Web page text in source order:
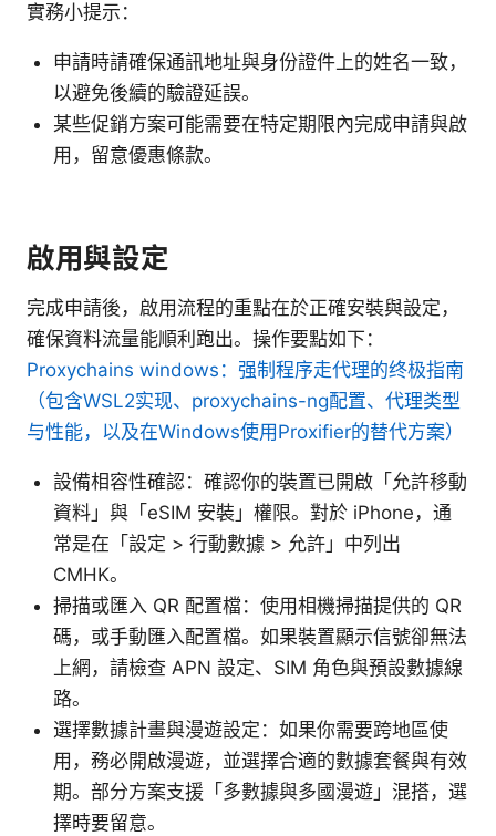
實務小提示：
申請時請確保通訊地址與身份證件上的姓名一致，
以避免後續的驗證延誤。
某些促銷方案可能需要在特定期限內完成申請與啟
用，留意優惠條款。
啟用與設定
完成申請後，啟用流程的重點在於正確安裝與設定，
確保資料流量能順利跑出。操作要點如下：
Proxychains windows：强制程序走代理的终极指南
（包含WSL2实现、proxychains-ng配置、代理类型
与性能，以及在Windows使用Proxifier的替代方案）
設備相容性確認：確認你的裝置已開啟「允許移動
資料」與「eSIM 安裝」權限。對於 iPhone，通
常是在「設定 > 行動數據 > 允許」中列出
CMHK。
掃描或匯入 QR 配置檔：使用相機掃描提供的 QR
碼，或手動匯入配置檔。如果裝置顯示信號卻無法
上網，請檢查 APN 設定、SIM 角色與預設數據線
路。
選擇數據計畫與漫遊設定：如果你需要跨地區使
用，務必開啟漫遊，並選擇合適的數據套餐與有效
期。部分方案支援「多數據與多國漫遊」混搭，選
擇時要留意。